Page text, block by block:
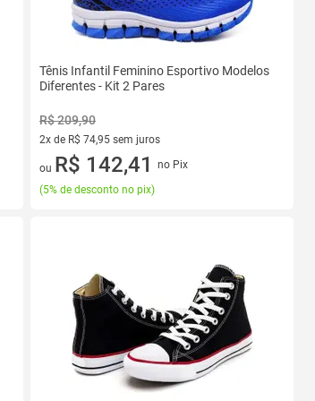
Tênis Infantil Feminino Esportivo Modelos
Diferentes - Kit 2 Pares
R$ 209,90
2x de R$ 74,95 sem juros
2 vez de R$ 74,95 sem juros
ou R$ 142,41
no Pix
(5% de desconto no pix)